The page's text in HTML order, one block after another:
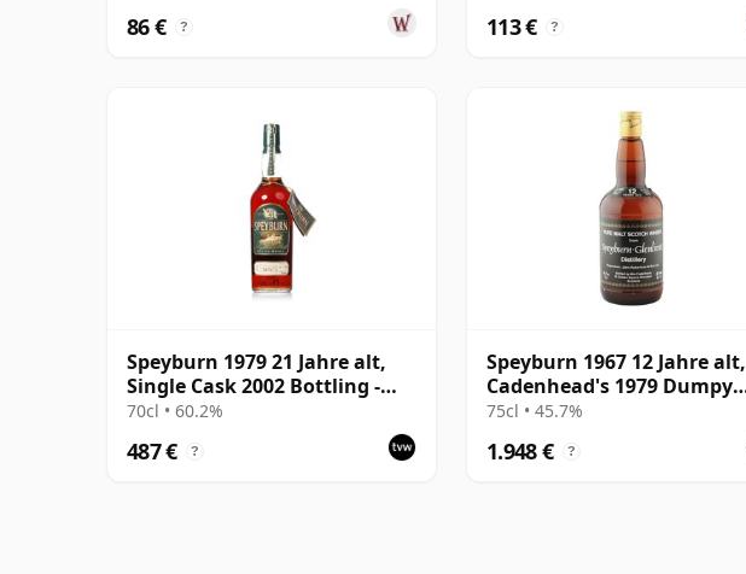
86 € ? 113 € ?
Speyburn 1979 21 Jahre alt,
Single Cask 2002 Bottling -
Cask 1132
70cl • 60.2%
487 € ?
Speyburn 1967 12 Jahre alt,
Cadenhead's 1979 Dumpy
Bottling
75cl • 45.7%
1.948 € ?